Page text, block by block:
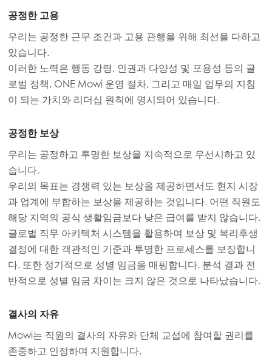
Mowi Global
Asia
Mowi China
Mowi Japan
Mowi KoreaACTIVE
Mowi Taiwan
Europe
Mowi Belgium (FR)
Mowi Belgium (NL)
공정한 고용
우리는 공정한 근무 조건과 고용 관행을 위해 최선을 다하고
있습니다.
이러한 노력은 행동 강령, 인권과 다양성 및 포용성 등의 글
로벌 정책, ONE Mowi 운영 절차, 그리고 매일 업무의 지침
이 되는 가치와 리더십 원칙에 명시되어 있습니다.
공정한 보상
우리는 공정하고 투명한 보상을 지속적으로 우선시하고 있
습니다.
우리의 목표는 경쟁력 있는 보상을 제공하면서도 현지 시장
과 업계에 부합하는 보상을 제공하는 것입니다. 어떤 직원도
해당 지역의 공식 생활임금보다 낮은 급여를 받지 않습니다.
글로벌 직무 아키텍처 시스템을 활용하여 보상 및 복리후생
결정에 대한 객관적인 기준과 투명한 프로세스를 보장합니
다. 또한 정기적으로 성별 임금을 매핑합니다. 분석 결과 전
반적으로 성별 임금 차이는 크지 않은 것으로 나타났습니다.
결사의 자유
Mowi는 직원의 결사의 자유와 단체 교섭에 참여할 권리를
존중하고 인정하며 지원합니다.